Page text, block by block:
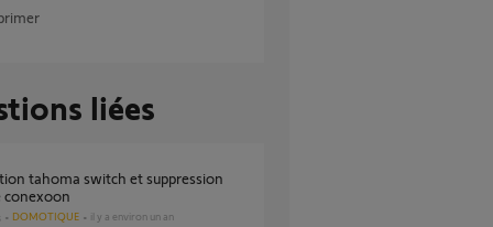
liées
conexoon
DOMOTIQUE il y a environ un an